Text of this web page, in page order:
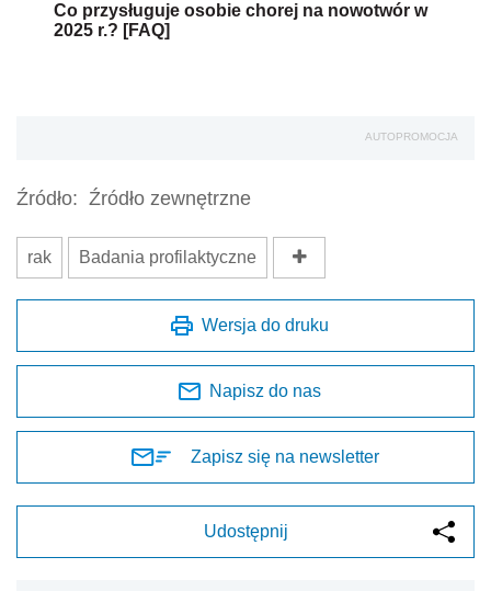
Co przysługuje osobie chorej na nowotwór w
2025 r.? [FAQ]
AUTOPROMOCJA
Źródło: Źródło zewnętrzne
rak Badania profilaktyczne
Wersja do druku
Napisz do nas
Zapisz się na newsletter
Udostępnij